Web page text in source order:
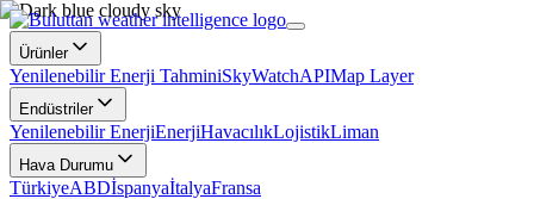
Ürünler
Yenilenebilir Enerji TahminiSkyWatchAPIMap Layer
Endüstriler
Yenilenebilir EnerjiEnerjiHavacılıkLojistikLiman
Hava Durumu
TürkiyeABDİspanyaİtalyaFransa